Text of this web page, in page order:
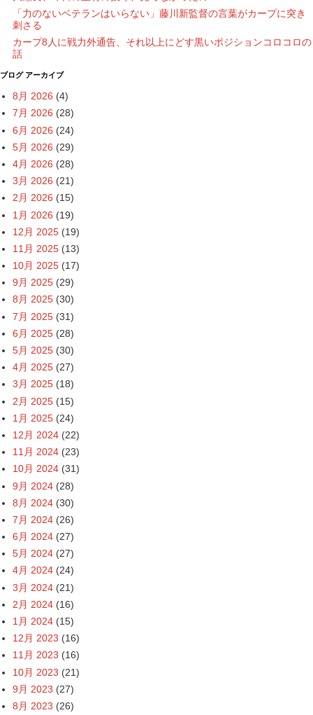
「力のないベテランはいらない」藤川新監督の言葉がカープに突き
刺さる
カープ8人に戦力外通告、それ以上にどす黒いポジションコロコロの
話
ブログ アーカイブ
8月 2026 (4)
7月 2026 (28)
6月 2026 (24)
5月 2026 (29)
4月 2026 (28)
3月 2026 (21)
2月 2026 (15)
1月 2026 (19)
12月 2025 (19)
11月 2025 (13)
10月 2025 (17)
9月 2025 (29)
8月 2025 (30)
7月 2025 (31)
6月 2025 (28)
5月 2025 (30)
4月 2025 (27)
3月 2025 (18)
2月 2025 (15)
1月 2025 (24)
12月 2024 (22)
11月 2024 (23)
10月 2024 (31)
9月 2024 (28)
8月 2024 (30)
7月 2024 (26)
6月 2024 (27)
5月 2024 (27)
4月 2024 (24)
3月 2024 (21)
2月 2024 (16)
1月 2024 (15)
12月 2023 (16)
11月 2023 (16)
10月 2023 (21)
9月 2023 (27)
8月 2023 (26)